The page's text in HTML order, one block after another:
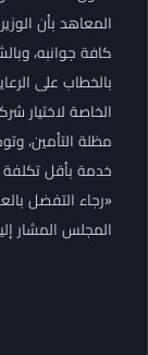
المعاهد بأن
كافة جوانبه،
بالخطاب على
الخاصة لاختيار
مظلة التأمين،
خدمة بأقل
«رجاء التفضل
المجلس المشار